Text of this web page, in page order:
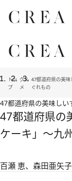
トッ
プ
グル
メ
47都道府県の美味
ぐれもの
47都道府県の美味しい
47都道府県の
ケーキ」～九
百瀬 恵、森田亜矢